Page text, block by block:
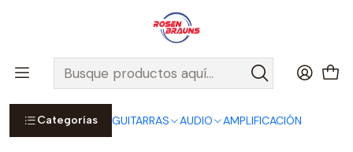
Categorías GUITARRAS AUDIO AMPLIFICACIÓN
Por compras sobre $25.000 en Santiago urbano, Colina o
Padre Hurtado, incluimos el despacho!
Ver Detalles
Inicio
VIC FIRTH
Baquetas American Classic ROCK - Punta de Madera